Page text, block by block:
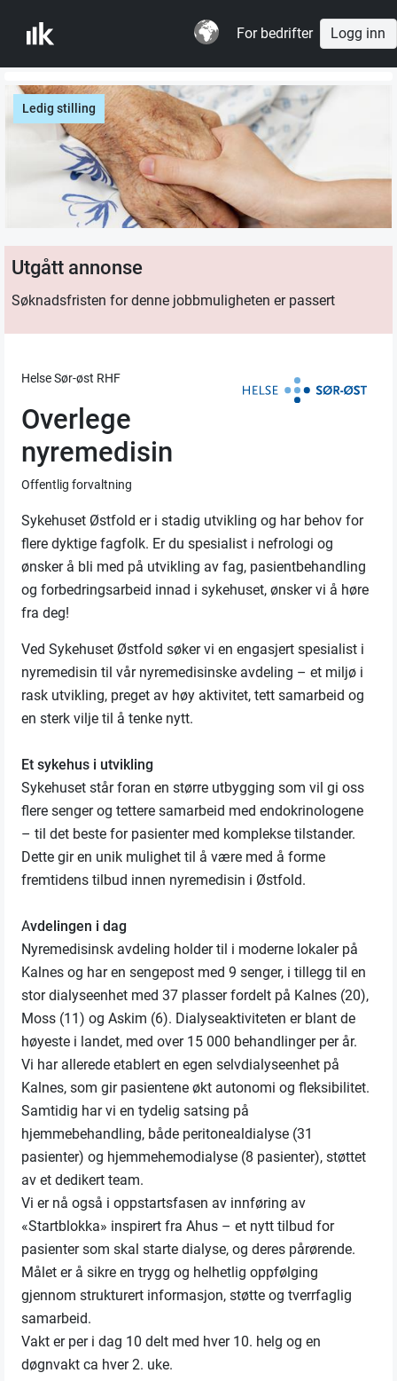
For bedrifter Logg inn
Ledig stilling
Utgått annonse
Søknadsfristen for denne jobbmuligheten er passert
Helse Sør-øst RHF
Overlege
nyremedisin
Offentlig forvaltning
Sykehuset Østfold er i stadig utvikling og har behov for
flere dyktige fagfolk. Er du spesialist i nefrologi og
ønsker å bli med på utvikling av fag, pasientbehandling
og forbedringsarbeid innad i sykehuset, ønsker vi å høre
fra deg!
Ved Sykehuset Østfold søker vi en engasjert spesialist i
nyremedisin til vår nyremedisinske avdeling – et miljø i
rask utvikling, preget av høy aktivitet, tett samarbeid og
en sterk vilje til å tenke nytt.
Et sykehus i utvikling
Sykehuset står foran en større utbygging som vil gi oss
flere senger og tettere samarbeid med endokrinologene
– til det beste for pasienter med komplekse tilstander.
Dette gir en unik mulighet til å være med å forme
fremtidens tilbud innen nyremedisin i Østfold.
Avdelingen i dag
Nyremedisinsk avdeling holder til i moderne lokaler på
Kalnes og har en sengepost med 9 senger, i tillegg til en
stor dialyseenhet med 37 plasser fordelt på Kalnes (20),
Moss (11) og Askim (6). Dialyseaktiviteten er blant de
høyeste i landet, med over 15 000 behandlinger per år.
Vi har allerede etablert en egen selvdialyseenhet på
Kalnes, som gir pasientene økt autonomi og fleksibilitet.
Samtidig har vi en tydelig satsing på
hjemmebehandling, både peritonealdialyse (31
pasienter) og hjemmehemodialyse (8 pasienter), støttet
av et dedikert team.
Vi er nå også i oppstartsfasen av innføring av
«Startblokka» inspirert fra Ahus – et nytt tilbud for
pasienter som skal starte dialyse, og deres pårørende.
Målet er å sikre en trygg og helhetlig oppfølging
gjennom strukturert informasjon, støtte og tverrfaglig
samarbeid.
Vakt er per i dag 10 delt med hver 10. helg og en
døgnvakt ca hver 2. uke.